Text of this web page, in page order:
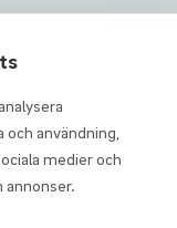
användning,
medier och
annonser.